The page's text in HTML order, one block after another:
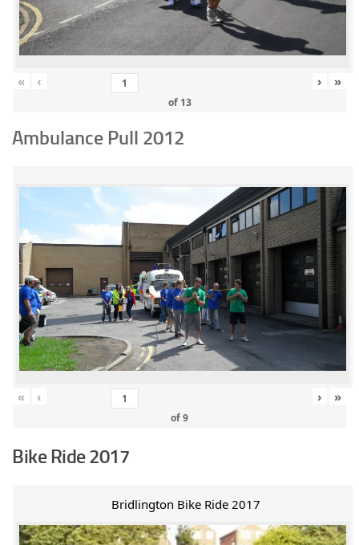
« ‹
of 13
› »
Ambulance Pull 2012
« ‹
of9
› »
Bike Ride 2017
Bridlington Bike Ride 2017